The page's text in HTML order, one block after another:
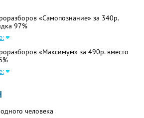
«Самопознание» за 340р.
97%
«Максимум» за 490р. вместо
человека